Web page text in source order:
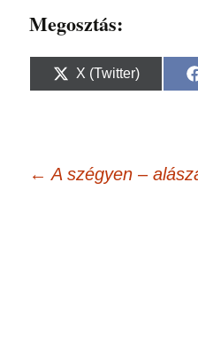
Megosztás:
Share
X (Twitter)
← A szégyen –